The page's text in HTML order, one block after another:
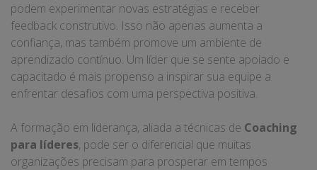
podem experimentar novas estratégias e receber
feedback construtivo. Isso não apenas aumenta a
confiança, mas também promove um ambiente de
aprendizado contínuo. Um líder que se sente apoiado e
capacitado é mais propenso a inspirar sua equipe a
enfrentar desafios com uma perspectiva positiva.
A formação em liderança, aliada a técnicas de Coaching
para líderes, pode ser o diferencial que muitas
organizações precisam para prosperar em tempos